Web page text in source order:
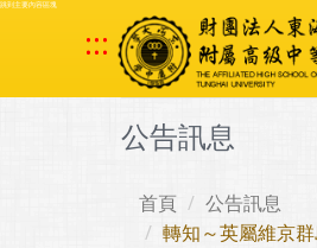
跳到主要內容區塊
:::
公告訊息
首頁
公告訊息
轉知～英屬維京